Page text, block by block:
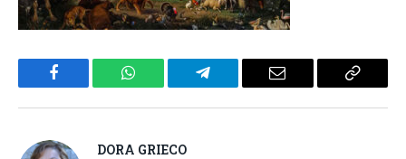
Facebook WhatsApp Telegram Email
Copy
DORA GRIECO